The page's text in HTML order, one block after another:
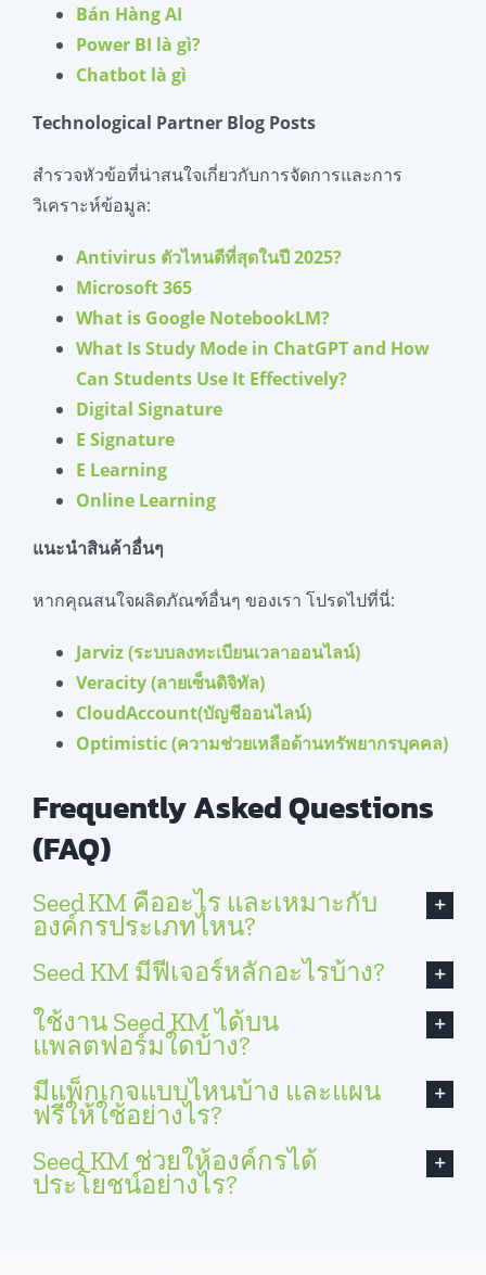
Bán HàngAI
Power BI là gì?
Chatbot là gì
Technological Partner Blog Posts
สำรวจหัวข้อที่น่าสนใจเกี่ยวกับการจัดการและการ
วิเคราะห์ข้อมูล:
Antivirus ตัวไหนดีที่สุดในปี 2025?
Microsoft 365
What is Google NotebookLM?
What Is Study Mode in ChatGPT and How
Can Students Use It Effectively?
Digital Signature
E Signature
E Learning
Online Learning
แนะนำสินค้าอื่นๆ
หากคุณสนใจผลิตภัณฑ์อื่นๆ ของเรา โปรดไปที่นี่:
Jarviz (ระบบลงทะเบียนเวลาออนไลน์)
Veracity (ลายเซ็นดิจิทัล)
CloudAccount(บัญชีออนไลน์)
Optimistic (ความช่วยเหลือด้านทรัพยากรบุคคล)
Frequently Asked Questions
(FAQ)
Seed KM คืออะไร และเหมาะกับ
องค์กรประเภทไหน?
Seed KM มีฟีเจอร์หลักอะไรบ้าง?
ใช้งาน Seed KM ได้บน
แพลตฟอร์มใดบ้าง?
มีแพ็กเกจแบบไหนบ้าง และแผน
ฟรีให้ใช้อย่างไร?
Seed KM ช่วยให้องค์กรได้
ประโยชน์อย่างไร?